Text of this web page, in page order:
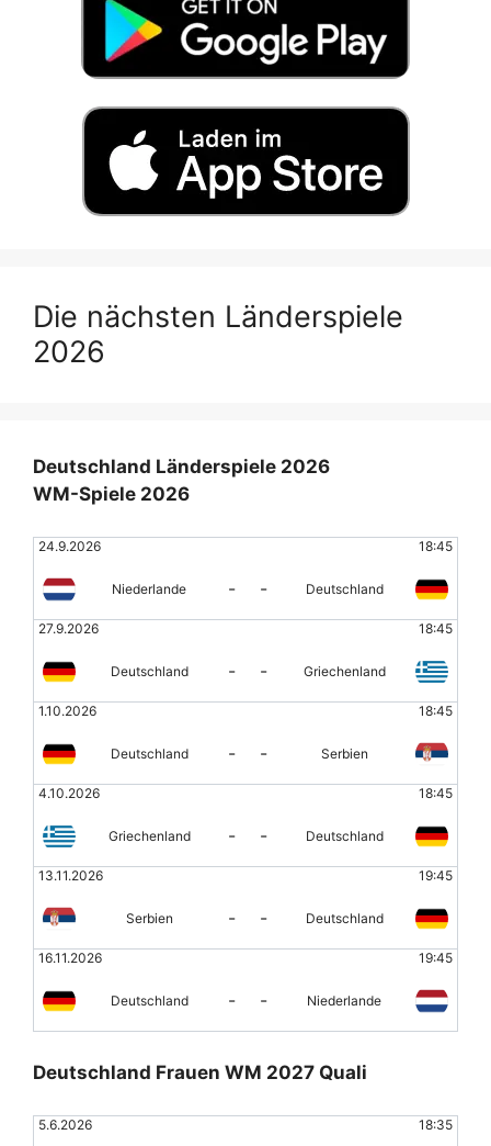
Die nächsten Länderspiele
2026
Deutschland Länderspiele 2026
WM-Spiele 2026
24.9.2026 18:45
Niederlande - - Deutschland
27.9.2026 18:45
Deutschland - - Griechenland
1.10.2026 18:45
Deutschland - - Serbien
4.10.2026 18:45
Griechenland - - Deutschland
13.11.2026 19:45
Serbien - - Deutschland
16.11.2026 19:45
Deutschland - - Niederlande
Deutschland Frauen WM 2027 Quali
5.6.2026 18:35